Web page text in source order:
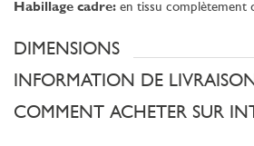
Habillage cadre: en tissu complètement
DIMENSIONS
INFORMATION DE LIVRAISON
COMMENT ACHETER SUR